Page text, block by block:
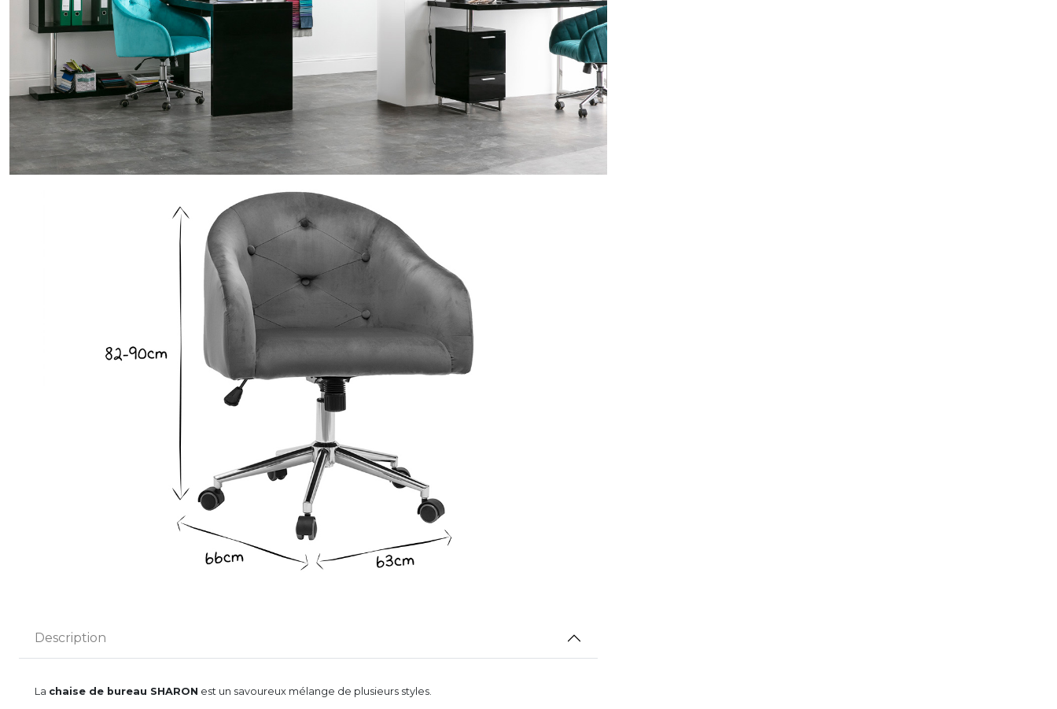
Description
La chaise de bureau SHARON est un savoureux mélange de plusieurs styles.